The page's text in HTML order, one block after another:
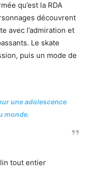
qu’est la RDA
découvrent
avec l’admiration et
Le skate
puis un mode de
une adolescence
monde.
tout entier